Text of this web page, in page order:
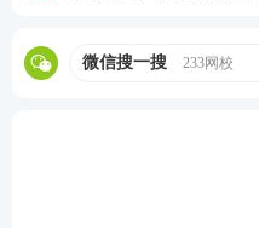
微信搜一搜 233网校